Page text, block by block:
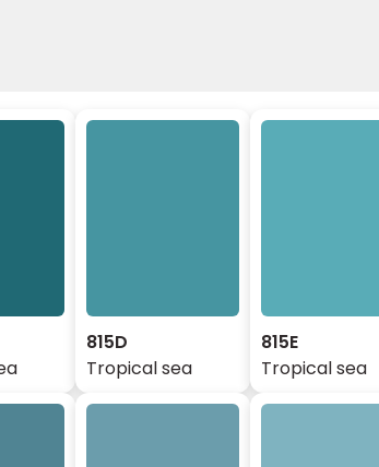
815D
Tropical sea
815E
Tropical sea